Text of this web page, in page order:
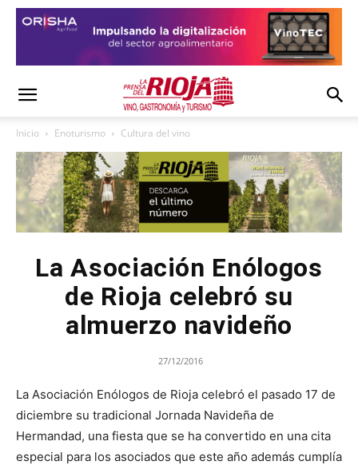
Inicio Enoturismo Cultura del vino
La Asociación Enólogos
de Rioja celebró su
almuerzo navideño
27/12/2016
La Asociación Enólogos de Rioja celebró el pasado 17 de
diciembre su tradicional Jornada Navideña de
Hermandad, una fiesta que se ha convertido en una cita
especial para los asociados que este año además cumplía